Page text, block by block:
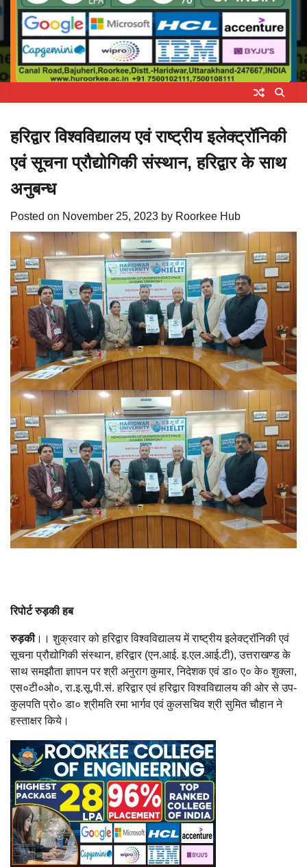
हरिद्वार विश्वविद्यालय एवं राष्ट्रीय इलेक्ट्रॉनिकी
एवं सूचना प्रौद्योगिकी संस्थान, हरिद्वार के साथ
अनुबन्ध
Posted on November 25, 2023 by Roorkee Hub
रिपोर्ट रुड़की हब
रुड़की।। शुक्रवार को हरिद्वार विश्वविद्यालय में राष्ट्रीय इलेक्ट्रॉनिकी एवं
सूचना प्रौद्योगिकी संस्थान, हरिद्वार (एन.आई. इ.एल.आई.टी), उत्तराखण्ड के
साथ समझौता ज्ञापन पर श्री अनुराग कुमार, निदेशक एवं डा० ए० के० शुक्ला,
एस०टी०ओ०, रा.इ.सू.पी.सं. हरिद्वार एवं हरिद्वार विश्वविद्यालय की ओर से उप-
कुलपति प्रो० डा० श्रीमति रमा भार्गव एवं कुलसचिव श्री सुमित चौहान ने
हस्ताक्षर किये।